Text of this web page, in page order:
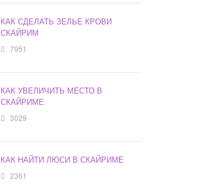
КАК СДЕЛАТЬ ЗЕЛЬЕ КРОВИ
СКАЙРИМ
7951
КАК УВЕЛИЧИТЬ МЕСТО В
СКАЙРИМЕ
3029
КАК НАЙТИ ЛЮСИ В СКАЙРИМЕ
2361